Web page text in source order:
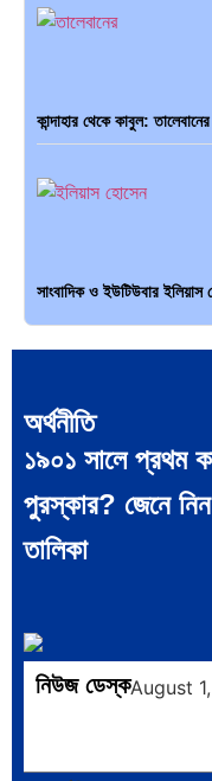
কান্দাহার থেকে কাবুল:
সাংবাদিক ও ইউটিউবার ইলিয়াস
সব সভ্যতারই তো পতন হয়:…
প্রথাগত মেধা, স্ট্র্যাটেজিক
অর্থনীতি
১৯০১ সালে প্রথম
পুরস্কার? জেনে
তালিকা
নিউজ ডেস্কAugust